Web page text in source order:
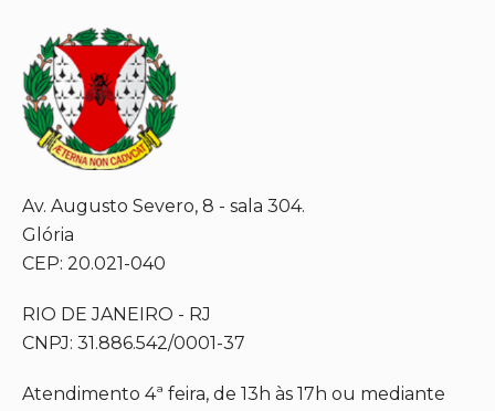
Av. Augusto Severo, 8 - sala 304.
Glória
CEP: 20.021-040
RIO DE JANEIRO - RJ
CNPJ: 31.886.542/0001-37
Atendimento 4ª feira, de 13h às 17h ou mediante